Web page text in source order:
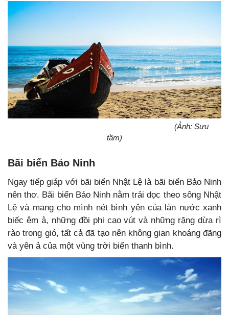
(Ảnh: Sưu
tầm)
Bãi biển Bảo Ninh
Ngay tiếp giáp với bãi biển Nhật Lệ là bãi biển Bảo Ninh
nên thơ. Bãi biển Bảo Ninh nằm trải dọc theo sông Nhật
Lệ và mang cho mình nét bình yên của làn nước xanh
biếc êm ả, những đồi phi cao vút và những rặng dừa rì
rào trong gió, tất cả đã tạo nên không gian khoáng đãng
và yên ả của một vùng trời biển thanh bình.